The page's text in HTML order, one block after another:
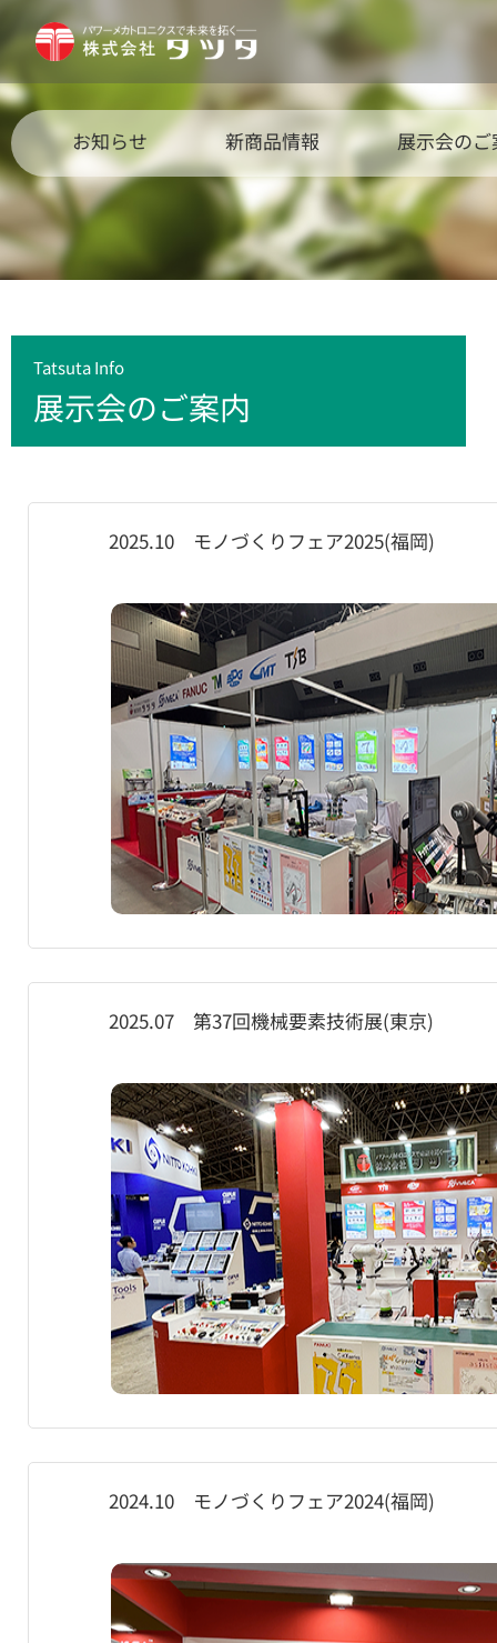
お知らせ 新商品情報 展示会のご
Tatsuta Info
展示会のご案内
2025.10 モノづくりフェア2025(福岡)
2025.07 第37回機械要素技術展(東京)
2024.10 モノづくりフェア2024(福岡)